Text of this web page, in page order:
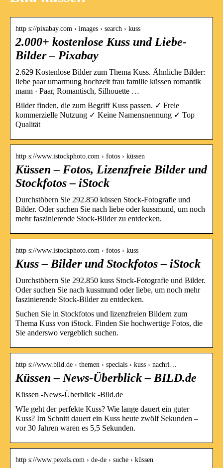
http s://pixabay.com › images › search › kuss
2.000+ kostenlose Kuss und Liebe-
Bilder – Pixabay
2.629 Kostenlose Bilder zum Thema Kuss. Ähnliche Bilder:
liebe paar umarmung hochzeit frau familie küssen romantik
mann · Paar, Romantisch, Silhouette …
Bilder finden, die zum Begriff Kuss passen. ✓ Freie
kommerzielle Nutzung ✓ Keine Namensnennung ✓ Top
Qualität
http s://www.istockphoto.com › fotos › küssen
Küssen – Fotos, Lizenzfreie Bilder und
Stockfotos – iStock
Durchstöbern Sie 292.850 küssen Stock-Fotografie und
Bilder. Oder suchen Sie nach liebe oder kussmund, um noch
mehr faszinierende Stock-Bilder zu entdecken.
http s://www.istockphoto.com › fotos › kuss
Kuss – Bilder und Stockfotos – iStock
Durchstöbern Sie 292.850 kuss Stock-Fotografie und Bilder.
Oder suchen Sie nach kussmund oder liebe, um noch mehr
faszinierende Stock-Bilder zu entdecken.
Suchen Sie in Stockfotos und lizenzfreien Bildern zum
Thema Kuss von iStock. Finden Sie hochwertige Fotos, die
Sie anderswo vergeblich suchen.
http s://www.bild.de › themen › specials › kuss › nachri…
Küssen – News-Überblick – BILD.de
Küssen -News-Überblick -Bild.de
WIe geht der perfekte Kuss? Wie lange dauert ein guter
Kuss? Im Schnitt dauert ein Kuss heute zwölf Sekunden –
vor 30 Jahren waren es 5,5 Sekunden.
http s://www.pexels.com › de-de › suche › küssen